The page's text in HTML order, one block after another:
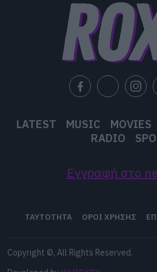
Προτιμάς έναν κόσμο
μουσική ή χωρίς λαϊκή /
Χωρίς εναλλακτική
κατάλαβα το κακή…
Που θα ήθελες να
συνταξιοδοτηθείς;
Σε ένα παραθαλάσσιο
LATEST MUSIC MOVIES
RADIO
Εγγραφή στο
ΤΑΥΤΟΤΗΤΑ ΟΡΟΙ ΧΡΗΣΗΣ
Copyright ©, All Rights Reserved.